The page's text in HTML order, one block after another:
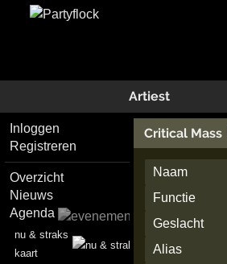
Artiest
Inloggen
Registreren
Overzicht
Nieuws
Agenda
nu & straks
kaart
Critical Mass
Naam
Functie
Geslacht
Alias